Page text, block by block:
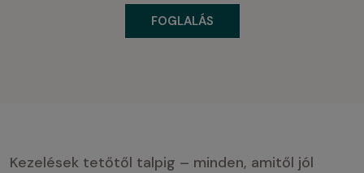
FOGLALÁS
Kezelések tetőtől talpig – minden, amitől jól